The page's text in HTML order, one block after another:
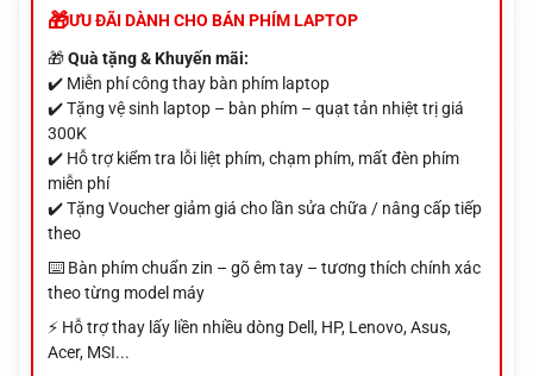
ƯU ĐÃI DÀNH CHO BÁN PHÍM LAPTOP
🎁Quà tặng & Khuyến mãi:
✔️ Miễn phí công thay bàn phím laptop
✔️ Tặng vệ sinh laptop – bàn phím – quạt tản nhiệt trị giá
300K
✔️ Hỗ trợ kiểm tra lỗi liệt phím, chạm phím, mất đèn phím
miễn phí
✔️ Tặng Voucher giảm giá cho lần sửa chữa / nâng cấp tiếp
theo
⌨️ Bàn phím chuẩn zin – gõ êm tay – tương thích chính xác
theo từng model máy
⚡ Hỗ trợ thay lấy liền nhiều dòng Dell, HP, Lenovo, Asus,
Acer, MSI...